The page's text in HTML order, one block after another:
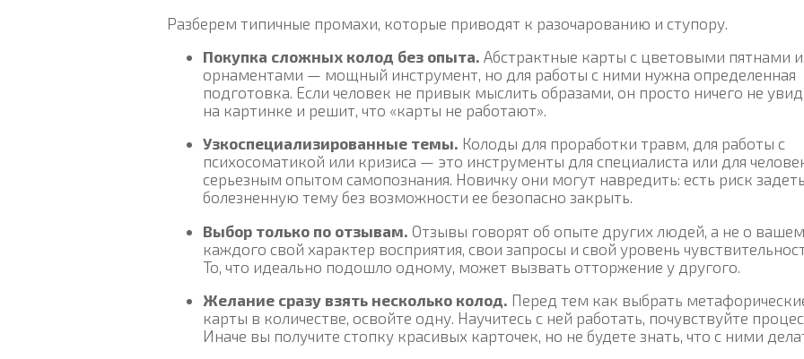
Разберем типичные промахи, которые приводят к разочарованию и ступору.
Покупка сложных колод без опыта. Абстрактные карты с цветовыми пятнами и
орнаментами — мощный инструмент, но для работы с ними нужна определенная
подготовка. Если человек не привык мыслить образами, он просто ничего не
на картинке и решит, что «карты не работают».
Узкоспециализированные темы. Колоды для проработки травм, для работы с
психосоматикой или кризиса — это инструменты для специалиста или для
серьезным опытом самопознания. Новичку они могут навредить: есть риск задеть
болезненную тему без возможности ее безопасно закрыть.
Выбор только по отзывам. Отзывы говорят об опыте других людей, а не о
каждого свой характер восприятия, свои запросы и свой уровень
То, что идеально подошло одному, может вызвать отторжение у другого.
Желание сразу взять несколько колод. Перед тем как выбрать
карты в количестве, освойте одну. Научитесь с ней работать, почувствуйте
Иначе вы получите стопку красивых карточек, но не будете знать, что с ними